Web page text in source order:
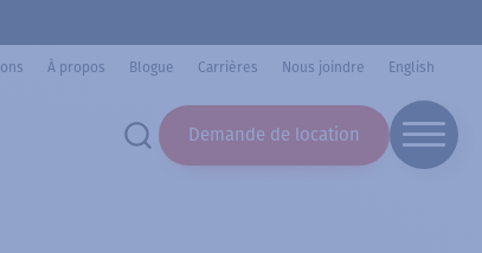
À propos Blogue Carrières Nous joindre English
Demande de location